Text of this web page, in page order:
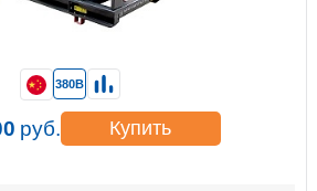
380В
руб. Купить